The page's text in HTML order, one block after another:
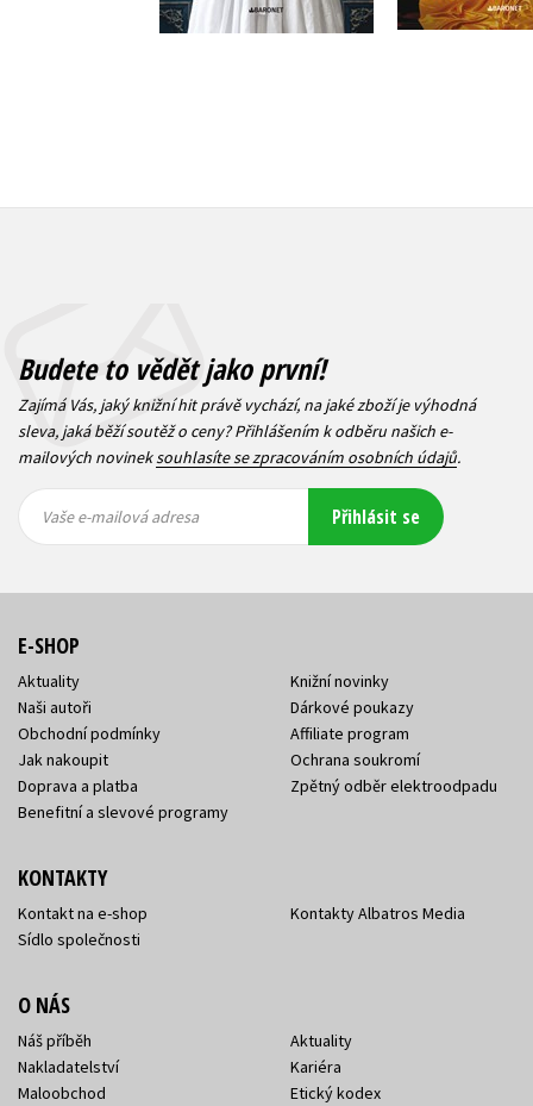
Budete to vědět jako první!
Zajímá Vás, jaký knižní hit právě vychází, na jaké zboží je výhodná
sleva, jaká běží soutěž o ceny? Přihlášením k odběru našich e-
mailových novineksouhlasíte se zpracováním osobních údajů.
mailová
mailová
Vaše e-mailová adresa Přihlásit se
E-SHOP
Aktuality
Naši autoři
Obchodní podmínky
Jak nakoupit
Doprava a platba
Benefitní a slevové programy
Knižní novinky
Dárkové poukazy
Affiliate program
Ochrana soukromí
Zpětný odběr elektroodpadu
KONTAKTY
Kontakt na e-shop
Sídlo společnosti
Kontakty Albatros Media
O NÁS
Náš příběh
Nakladatelství
Maloobchod
Aktuality
Kariéra
Etický kodex